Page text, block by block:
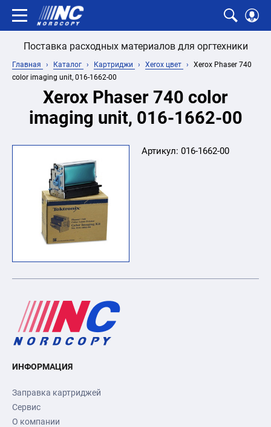
Поставка расходных материалов для оргтехники
Главная Каталог Картриджи Xerox цвет
Xerox Phaser 740
color imaging unit, 016-1662-00
Xerox Phaser 740 color
imaging unit, 016-1662-00
Артикул: 016-1662-00
ИНФОРМАЦИЯ
Заправка картриджей
Сервис
О компании